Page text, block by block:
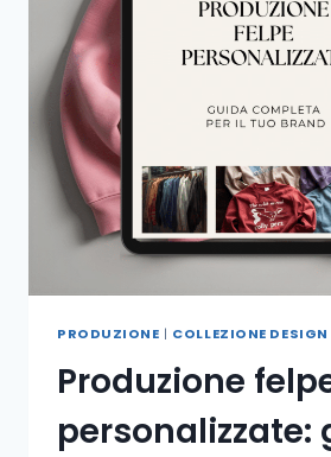
PRODUZIONE | COLLEZIONE DESIGN
Produzione
personalizzate: